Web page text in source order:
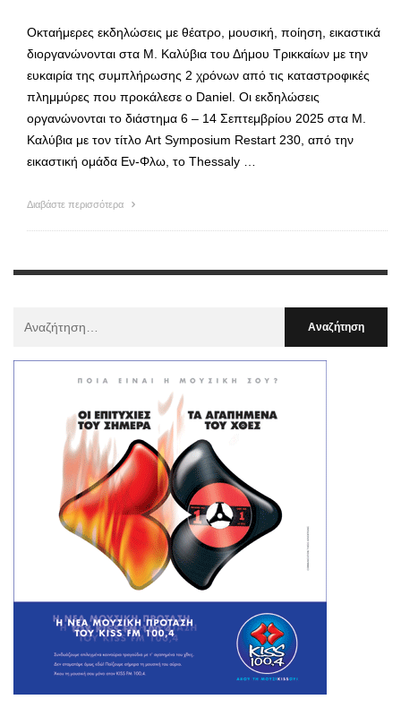
Οκταήμερες εκδηλώσεις με θέατρο, μουσική, ποίηση, εικαστικά
διοργανώνονται στα Μ. Καλύβια του Δήμου Τρικκαίων με την
ευκαιρία της συμπλήρωσης 2 χρόνων από τις καταστροφικές
πλημμύρες που προκάλεσε ο Daniel. Οι εκδηλώσεις
οργανώνονται το διάστημα 6 – 14 Σεπτεμβρίου 2025 στα Μ.
Καλύβια με τον τίτλο Art Symposium Restart 230, από την
εικαστική ομάδα Εν-Φλω, το Thessaly …
Διαβάστε περισσότερα
: